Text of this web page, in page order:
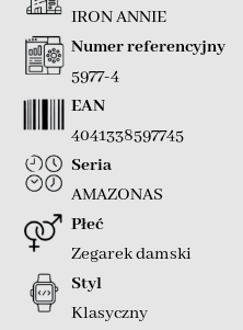
IRON ANNIE
Numer referencyjny
5977-4
EAN
4041338597745
Seria
AMAZONAS
Płeć
Zegarek damski
Styl
Klasyczny